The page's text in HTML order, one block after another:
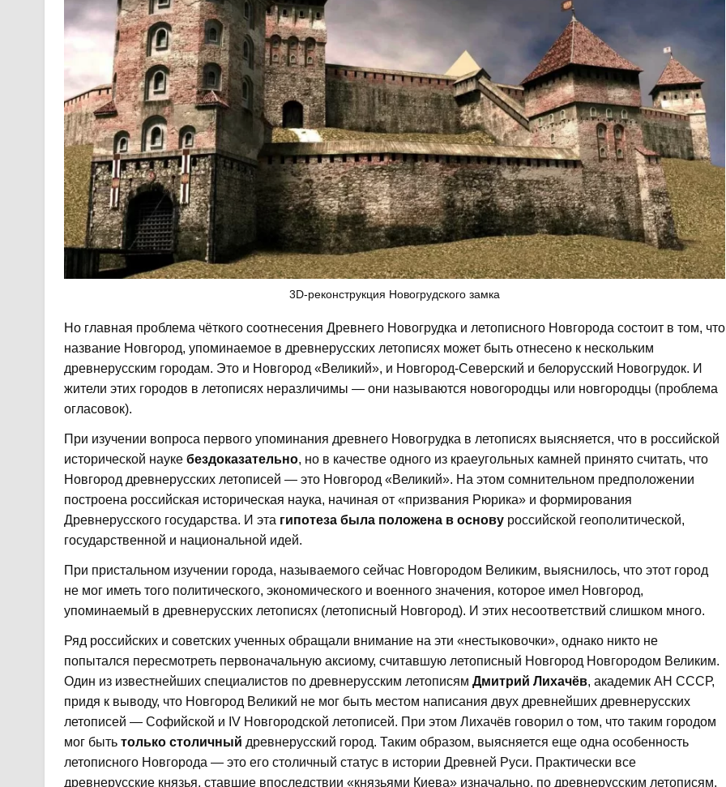
3D-реконструкция Новогрудского замка
Но главная проблема чёткого соотнесения Древнего Новогрудка и летописного Новгорода состоит в том, что
название Новгород, упоминаемое в древнерусских летописях может быть отнесено к нескольким
древнерусским городам. Это и Новгород «Великий», и Новгород-Северский и белорусский Новогрудок. И
жители этих городов в летописях неразличимы — они называются новогородцы или новгородцы (проблема
огласовок).
При изучении вопроса первого упоминания древнего Новогрудка в летописях выясняется, что в российской
исторической науке бездоказательно, но в качестве одного из краеугольных камней принято считать, что
Новгород древнерусских летописей — это Новгород «Великий». На этом сомнительном предположении
построена российская историческая наука, начиная от «призвания Рюрика» и формирования
Древнерусского государства. И эта гипотеза была положена в основуроссийской геополитической,
государственной и национальной идей.
При пристальном изучении города, называемого сейчас Новгородом Великим, выяснилось, что этот город
не мог иметь того политического, экономического и военного значения, которое имел Новгород,
упоминаемый в древнерусских летописях (летописный Новгород). И этих несоответствий слишком много.
Ряд российских и советских ученных обращали внимание на эти «нестыковочки», однако никто не
попытался пересмотреть первоначальную аксиому, считавшую летописный Новгород Новгородом Великим.
Один из известнейших специалистов по древнерусским летописям Дмитрий Лихачёв, академик АН СССР,
придя к выводу, что Новгород Великий не мог быть местом написания двух древнейших древнерусских
летописей — Софийской и IV Новгородской летописей. При этом Лихачёв говорил о том, что таким городом
мог быть только столичный древнерусский город. Таким образом, выясняется еще одна особенность
летописного Новгорода — это его столичный статус в истории Древней Руси. Практически все
древнерусские князья, ставшие впоследствии «князьями Киева» изначально, по древнерусским летописям,